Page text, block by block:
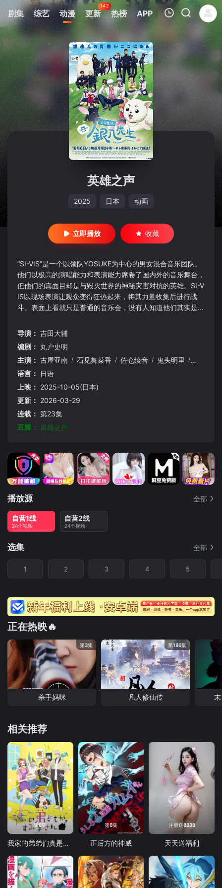
剧集 综艺 动漫 更新
142
热榜 APP
我的观影记录
暂无观看影片的记录
英雄之声
2025 日本 动画
立即播放 收藏
“SI-VIS”是一个以领队YOSUKE为中心的男女混合音乐团队。
他们以极高的演唱能力和表演能力席卷了国内外的音乐舞台，
但他们的真面目却是与毁灭世界的神秘灾害对抗的英雄。SI-V
IS以现场表演让观众变得狂热起来，将其力量收集后进行战
斗。表面上看就只是普通的音乐会，没有人知道他们其实是英
导演： 吉田大辅
编剧： 丸户史明
主演： 古屋亚南 / 石见舞菜香 / 佐仓绫音 / 鬼头明里 / 岛崎信长
语言：
日语
上映： 2025-10-05(日本)
更新： 2026-03-29
连载： 第23集
豆瓣： 英雄之声
播放源 全部
自营1线
24个视频
自营2线
24个视频
选集 全部
1 2 3 4 5
正在热映🔥
第3集
杀手妈咪
第186集
凡人修仙传
相关推荐
第6集
我家的弟弟们真是让您费心了
第6集
正后方的神威
注册送8888
天天送福利